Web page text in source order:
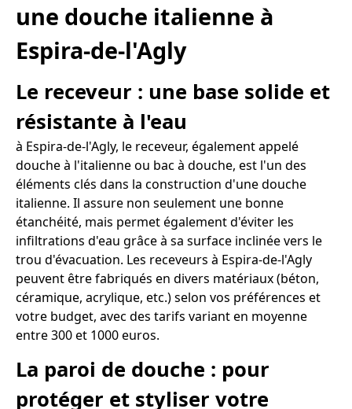
une douche italienne à
Espira-de-l'Agly
Le receveur : une base solide et
résistante à l'eau
à Espira-de-l'Agly, le receveur, également appelé
douche à l'italienne ou bac à douche, est l'un des
éléments clés dans la construction d'une douche
italienne. Il assure non seulement une bonne
étanchéité, mais permet également d'éviter les
infiltrations d'eau grâce à sa surface inclinée vers le
trou d'évacuation. Les receveurs à Espira-de-l'Agly
peuvent être fabriqués en divers matériaux (béton,
céramique, acrylique, etc.) selon vos préférences et
votre budget, avec des tarifs variant en moyenne
entre 300 et 1000 euros.
La paroi de douche : pour
protéger et styliser votre